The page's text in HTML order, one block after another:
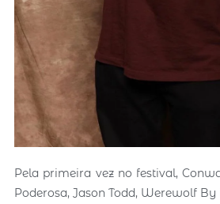
Pela primeira vez no festival,
Poderosa, Jason Todd, Werewolf